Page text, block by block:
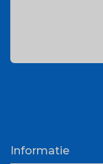
Informatie